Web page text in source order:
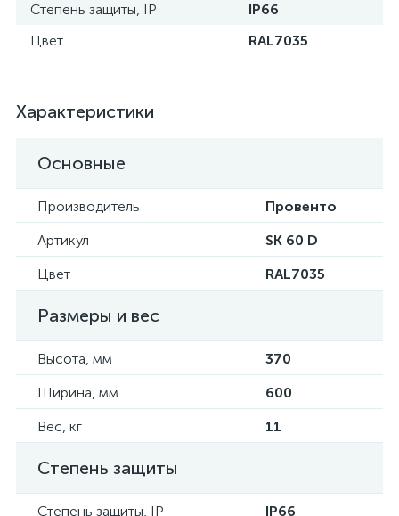
Степень защиты, IP
IP66
Цвет
RAL7035
Характеристики
Основные
Производитель
Провенто
Артикул
SK 60 D
Цвет
RAL7035
Размеры и вес
Высота, мм
370
Ширина, мм
600
Вес, кг
11
Степень защиты
Степень защиты, IP
IP66